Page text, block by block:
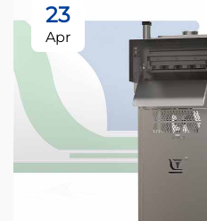
23
Apr